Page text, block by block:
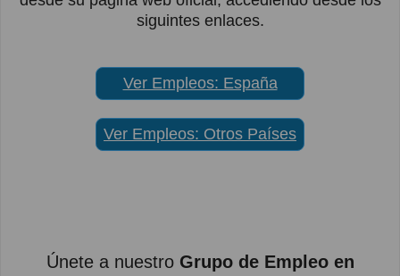
siguintes enlaces.
Ver Empleos: España
Ver Empleos: Otros Países
Únete a nuestro Grupo de Empleo en